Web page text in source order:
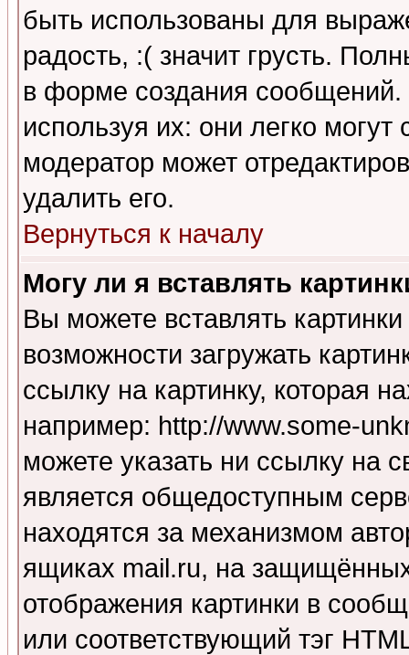
быть использованы для
радость, :( значит грусть.
в форме создания сообщений.
используя их: они легко
модератор может
удалить его.
Вернуться к началу
Могу ли я вставлять
Вы можете вставлять
возможности загружать
ссылку на картинку, которая
например: http://www.some-
можете указать ни ссылку на
является общедоступным
находятся за механизмом
ящиках mail.ru, на
отображения картинки в
или соответствующий тэг